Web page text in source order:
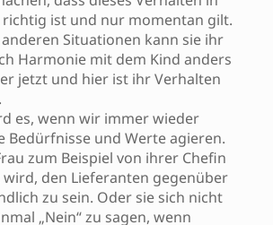
ist und nur momentan gilt.
Situationen kann sie ihr
Harmonie mit dem Kind anders
jetzt und hier ist ihr Verhalten
es, wenn wir immer wieder
Bedürfnisse und Werte agieren.
zum Beispiel von ihrer Chefin
den Lieferanten gegenüber
zu sein. Oder sie sich nicht
„Nein“ zu sagen, wenn